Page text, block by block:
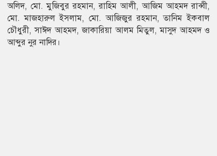
অলিদ, মো. মুজিবুর রহমান, রাহিম আলী, আজিম আহমদ রাব্বী,
মো. মাজহারুল ইসলাম, মো. আজিজুর রহমান, তানিম ইকবাল
চৌধুরী, সাঈদ আহমদ, জাকারিয়া আলম মিতুল, মাসুদ আহমদ ও
আব্দুর নুর নাদির।